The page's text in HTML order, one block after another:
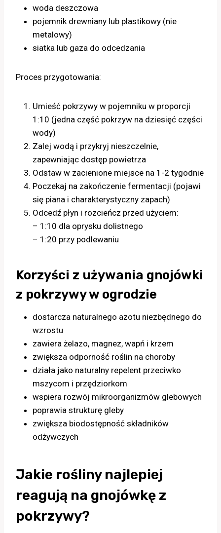
woda deszczowa
pojemnik drewniany lub plastikowy (nie
metalowy)
siatka lub gaza do odcedzania
Proces przygotowania:
Umieść pokrzywy w pojemniku w proporcji
1:10 (jedna część pokrzyw na dziesięć części
wody)
Zalej wodą i przykryj nieszczelnie,
zapewniając dostęp powietrza
Odstaw w zacienione miejsce na 1-2 tygodnie
Poczekaj na zakończenie fermentacji (pojawi
się piana i charakterystyczny zapach)
Odcedź płyn i rozcieńcz przed użyciem:
– 1:10 dla oprysku dolistnego
– 1:20 przy podlewaniu
Korzyści z używania gnojówki
z pokrzywy w ogrodzie
dostarcza naturalnego azotu niezbędnego do
wzrostu
zawiera żelazo, magnez, wapń i krzem
zwiększa odporność roślin na choroby
działa jako naturalny repelent przeciwko
mszycom i przędziorkom
wspiera rozwój mikroorganizmów glebowych
poprawia strukturę gleby
zwiększa biodostępność składników
odżywczych
Jakie rośliny najlepiej
reagują na gnojówkę z
pokrzywy?